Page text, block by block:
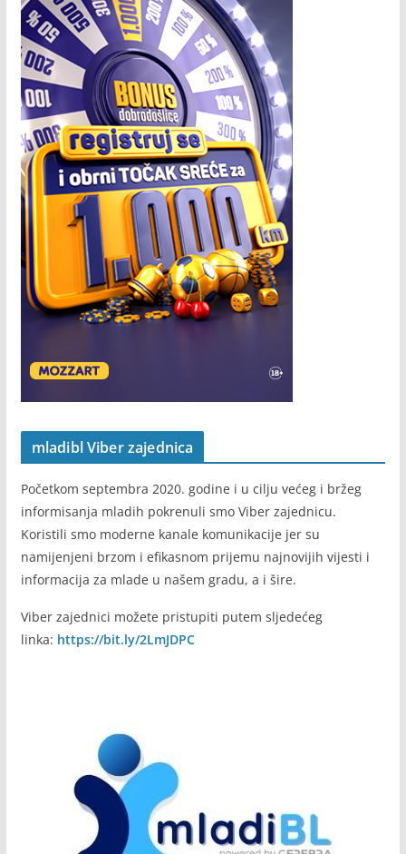
mladibl Viber zajednica
Početkom septembra 2020. godine i u cilju većeg i bržeg
informisanja mladih pokrenuli smo Viber zajednicu.
Koristili smo moderne kanale komunikacije jer su
namijenjeni brzom i efikasnom prijemu najnovijih vijesti i
informacija za mlade u našem gradu, a i šire.
Viber zajednici možete pristupiti putem sljedećeg
linka: https://bit.ly/2LmJDPC